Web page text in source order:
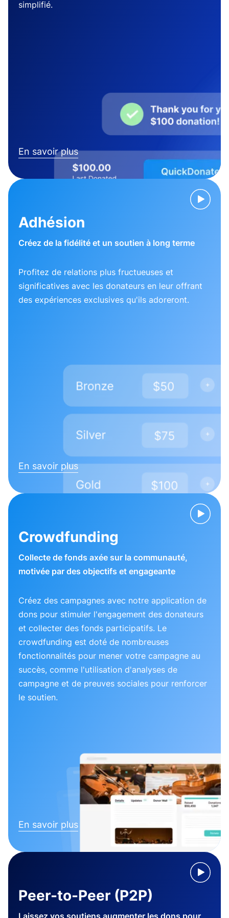
simplifié.
En savoir plus
Adhésion
Créez de la fidélité et un soutien à long terme
Profitez de relations plus fructueuses et
significatives avec les donateurs en leur offrant
des expériences exclusives qu'ils adoreront.
En savoir plus
Crowdfunding
Collecte de fonds axée sur la communauté,
motivée par des objectifs et engageante
Créez des campagnes avec notre application de
dons pour stimuler l'engagement des donateurs
et collecter des fonds participatifs. Le
crowdfunding est doté de nombreuses
fonctionnalités pour mener votre campagne au
succès, comme l'utilisation d'analyses de
campagne et de preuves sociales pour renforcer
le soutien.
En savoir plus
Peer-to-Peer (P2P)